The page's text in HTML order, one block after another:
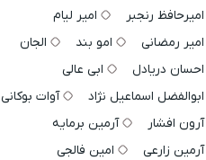
امیرحافظ رنجبر
امیر لیام
امیر رمضانی
امو بند
الجان
احسان دریادل
ابی عالی
ابوالفضل اسماعیل نژاد
آوات بوکانی
آرون افشار
آرمین برمایه
آرمین زارعی
امین فالجی